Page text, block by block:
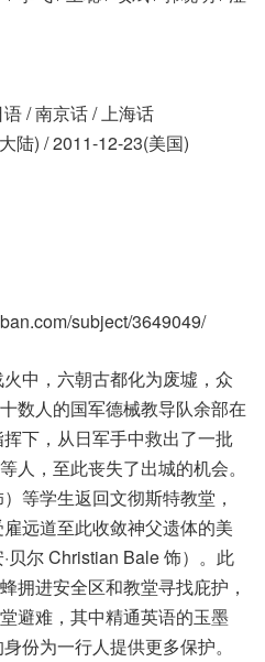
/ 南京话 / 上海话
陆) / 2011-12-23(美国)
subject/3649049/
中，六朝古都化为废墟，众
数人的国军德械教导队余部在
下，从日军手中救出了一批
人，至此丧失了出城的机会。
等学生返回文彻斯特教堂，
远道至此收敛神父遗体的美
贝尔 Christian Bale 饰）。此
拥进安全区和教堂寻找庇护，
避难，其中精通英语的玉墨
份为一行人提供更多保护。